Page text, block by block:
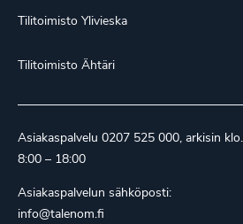
Tilitoimisto Ylivieska
Tilitoimisto Ähtäri
Asiakaspalvelu 0207 525 000, arkisin klo.
8:00 – 18:00
Asiakaspalvelun sähköposti:
info@talenom.fi